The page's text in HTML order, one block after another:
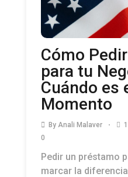
Cómo
para tu
Cuándo es
Momento
By Anali Malaver
0
Pedir un préstamo
marcar la